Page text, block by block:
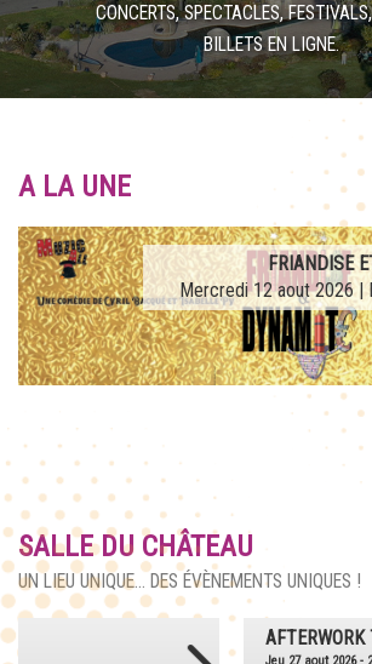
CONCERTS, SPECTACLES,
BILLETS EN LIGNE.
A LA UNE
FRIANDISE
Mercredi 12 aout 2026 |
AFTERWORK TRIBUTE LA
Jeudi 27 aout 2026 |
SALLE DU CHÂTEAU
UN LIEU UNIQUE... DES ÉVÈNEMENTS UNIQUES !
AFTERWORK TRIBUTE LA FRENCH TEUF